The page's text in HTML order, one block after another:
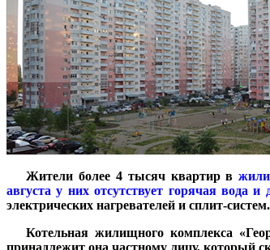
Жители более 4 тысяч квартир в
августа у них отсутствует горячая вода
электрических нагревателей и сплит-систем.
Котельная жилищного комплекса
принадлежит она частному лицу, который